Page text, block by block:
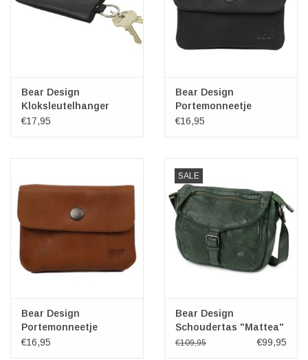
Bear Design
Kloksleutelhanger
"Pablo" zwart
€17,95
Bear Design
Portemonneetje
"Pietje" zwart
€16,95
Bear Design
Portemonneetje
"Pietje" cognac
€16,95
SALE
Bear Design
Schoudertas "Mattea"
groen
€109,95 €99,95